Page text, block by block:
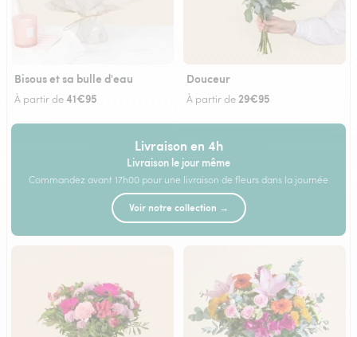
Bisous et sa bulle d'eau
À partir de41€95
Douceur
À partir de 29€95
Livraison en 4h
Livraison le jour même
Commandez avant 17h00 pour une livraison de fleurs dans la journée
Voir notre collection →